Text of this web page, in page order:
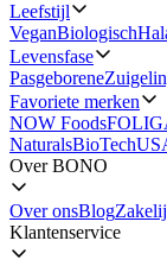
Leefstijl
VeganBiologisch
Levensfase
Pasgeborene
Favoriete merken
NOW Foods
Naturals
Over BONO
Over onsBlog
Klantenservice